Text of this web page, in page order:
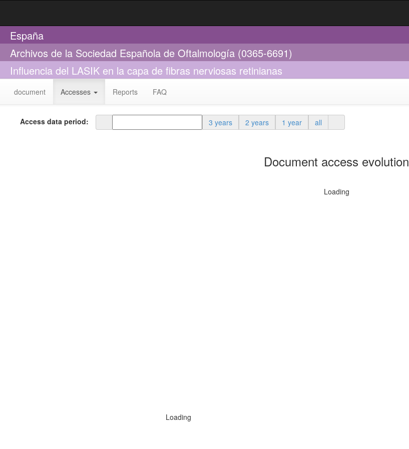
España
Archivos de la Sociedad Española de Oftalmología (0365-6691)
Influencia del LASIK en la capa de fibras nerviosas retinianas
document Accesses Reports FAQ
Access data period: 3 years 2 years 1 year all
Document access evolution
Loading
Loading